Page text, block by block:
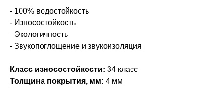
- 100% водостойкость
- Износостойкость
- Экологичность
- Звукопоглощение и звукоизоляция
Класс износостойкости: 34 класс
Толщина покрытия, мм: 4 мм